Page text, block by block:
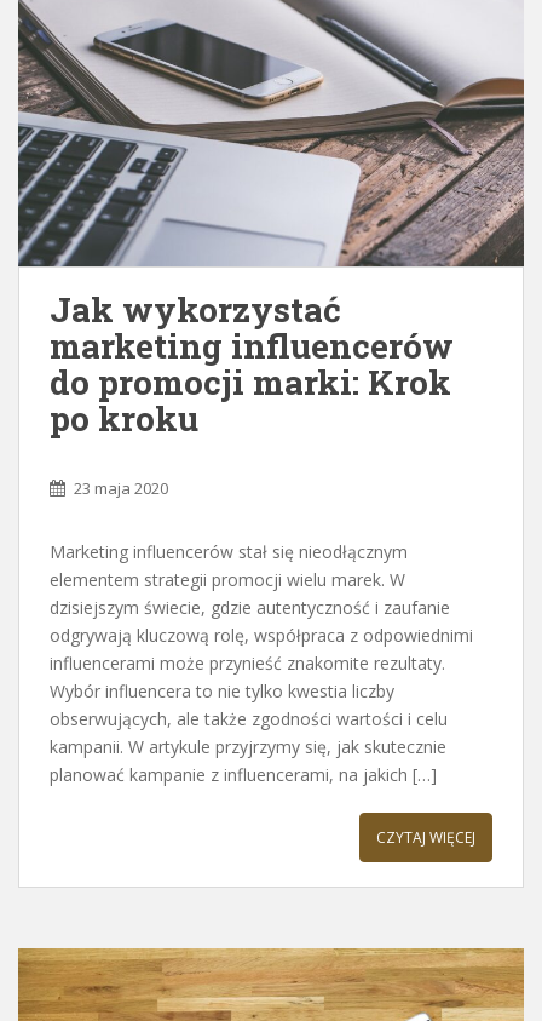
Jak wykorzystać
marketing influencerów
do promocji marki: Krok
po kroku
23 maja 2020
Marketing influencerów stał się nieodłącznym
elementem strategii promocji wielu marek. W
dzisiejszym świecie, gdzie autentyczność i zaufanie
odgrywają kluczową rolę, współpraca z odpowiednimi
influencerami może przynieść znakomite rezultaty.
Wybór influencera to nie tylko kwestia liczby
obserwujących, ale także zgodności wartości i celu
kampanii. W artykule przyjrzymy się, jak skutecznie
planować kampanie z influencerami, na jakich […]
CZYTAJ WIĘCEJ